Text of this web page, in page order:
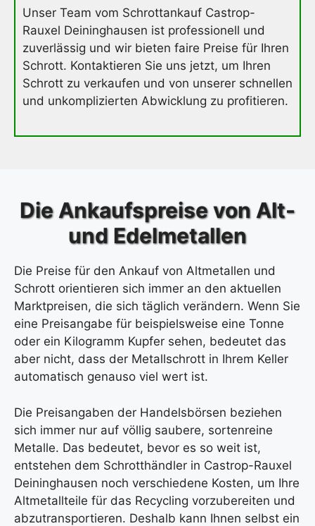
Unser Team vom Schrottankauf Castrop-
Rauxel Deininghausen ist professionell und
zuverlässig und wir bieten faire Preise für Ihren
Schrott. Kontaktieren Sie uns jetzt, um Ihren
Schrott zu verkaufen und von unserer schnellen
und unkomplizierten Abwicklung zu profitieren.
Die Ankaufspreise von Alt-
und Edelmetallen
Die Preise für den Ankauf von Altmetallen und
Schrott orientieren sich immer an den aktuellen
Marktpreisen, die sich täglich verändern. Wenn Sie
eine Preisangabe für beispielsweise eine Tonne
oder ein Kilogramm Kupfer sehen, bedeutet das
aber nicht, dass der Metallschrott in Ihrem Keller
automatisch genauso viel wert ist.
Die Preisangaben der Handelsbörsen beziehen
sich immer nur auf völlig saubere, sortenreine
Metalle. Das bedeutet, bevor es so weit ist,
entstehen dem Schrotthändler in Castrop-Rauxel
Deininghausen noch verschiedene Kosten, um Ihre
Altmetallteile für das Recycling vorzubereiten und
abzutransportieren. Deshalb kann Ihnen selbst ein